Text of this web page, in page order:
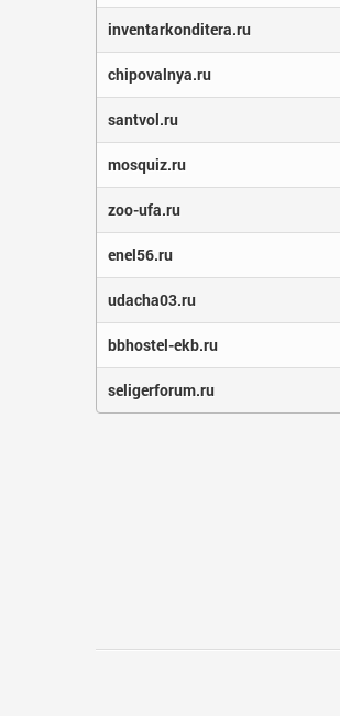
inventarkonditera.ru
chipovalnya.ru
santvol.ru
mosquiz.ru
zoo-ufa.ru
enel56.ru
udacha03.ru
bbhostel-ekb.ru
seligerforum.ru